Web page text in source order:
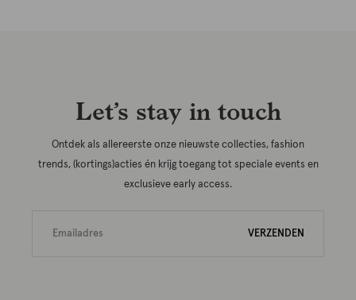
Let’s stay in touch
Ontdek als allereerste onze nieuwste collecties, fashion
trends, (kortings)acties én krijg toegang tot speciale events en
exclusieve early access.
VERZENDEN